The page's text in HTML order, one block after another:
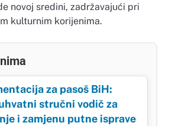
novoj sredini, zadržavajući pri
kulturnim korijenima.
za pasoš BiH:
stručni vodič za
i zamjenu putne isprave